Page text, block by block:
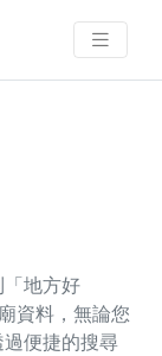
的好廟
您有緣
地方好
資料，無論您
便捷的搜尋